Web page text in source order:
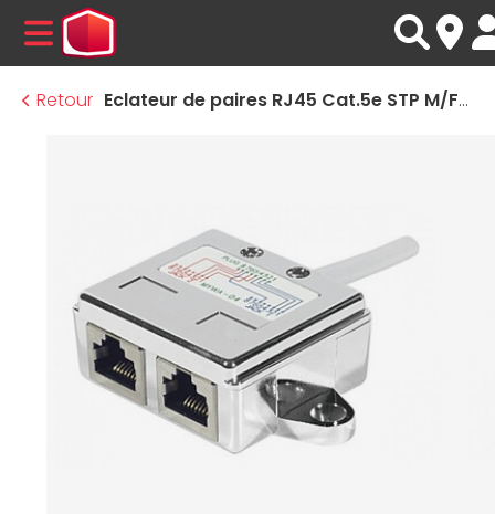
MENU
Retour
Eclateur de paires RJ45 Cat.5e STP M/F-F (15 cm)